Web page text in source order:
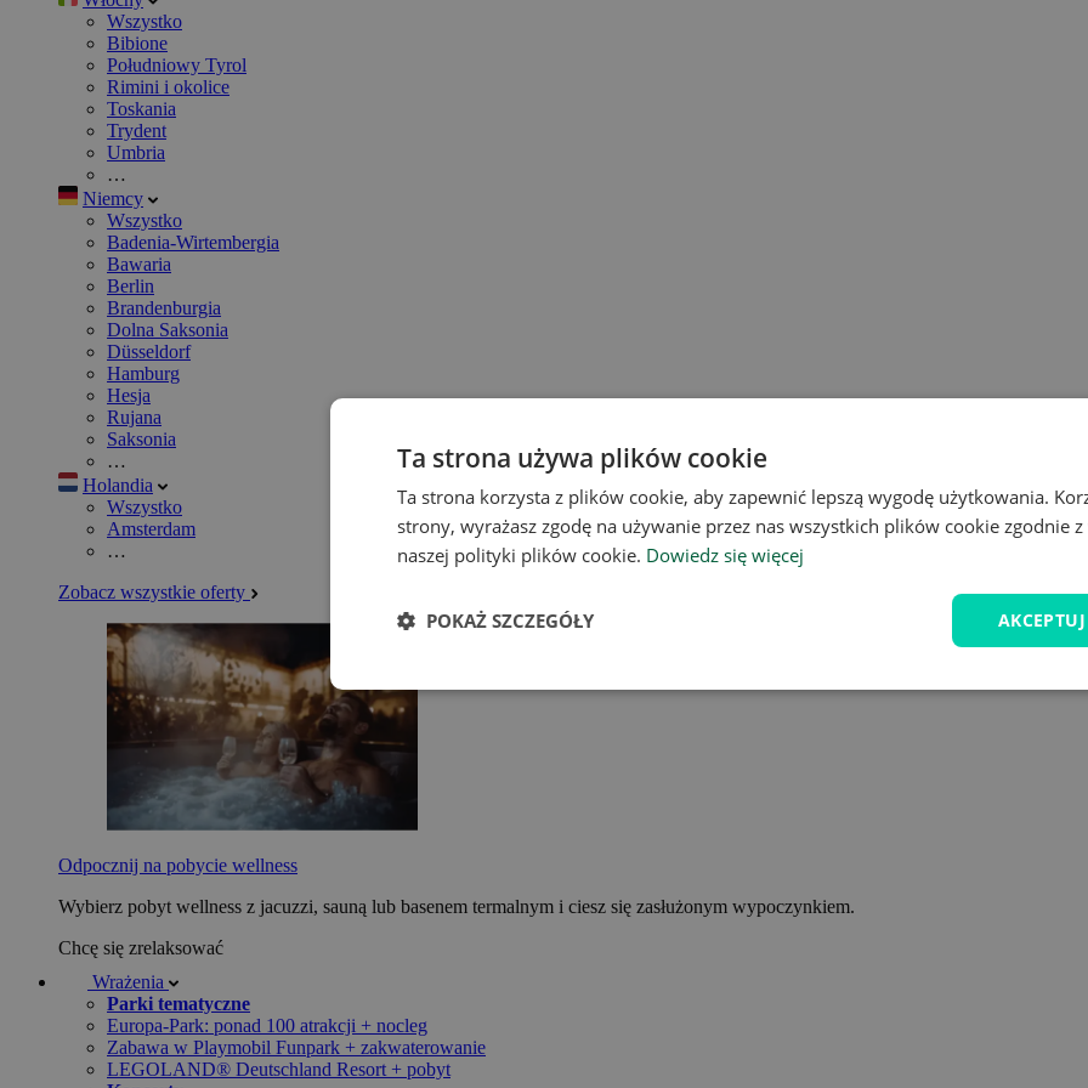
Wszystko
Bibione
Południowy Tyrol
Rimini i okolice
Toskania
Trydent
Umbria
…
Niemcy
Wszystko
Badenia-Wirtembergia
Bawaria
Berlin
Brandenburgia
Dolna Saksonia
Düsseldorf
Hamburg
Hesja
Rujana
Saksonia
…
Holandia
Wszystko
Amsterdam
…
Zobacz wszystkie oferty
Odpocznij na pobycie wellness
Wybierz pobyt wellness z jacuzzi, sauną lub basenem termalnym i ciesz się zasłużonym wypoczynkiem.
Chcę się zrelaksować
Wrażenia
Parki tematyczne
Europa-Park: ponad 100 atrakcji + nocleg
Zabawa w Playmobil Funpark + zakwaterowanie
LEGOLAND® Deutschland Resort + pobyt
Ta strona używa plików cookie
Ta strona korzysta z plików cookie, aby zapewnić lepszą wygodę użytkowania.
strony, wyrażasz zgodę na używanie przez nas wszystkich plików cookie zgodnie
naszej polityki plików cookie. Dowiedz się więcej
POKAŻ SZCZEGÓŁY